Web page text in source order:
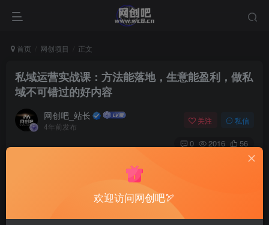
首页 网创项目 正文
私域运营实战课：方法能落地，生意能盈利，做私
域不可错过的好内容
网创吧_站长
4年前发布
关注 私信
0 2016 56
欢迎访问网创吧🏹